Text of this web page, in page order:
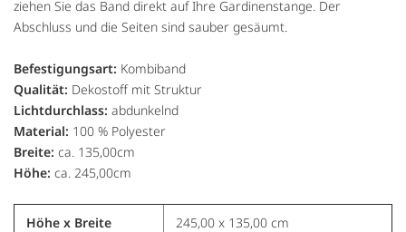
ziehen Sie das Band direkt auf Ihre Gardinenstange. Der
Abschluss und die Seiten sind sauber gesäumt.
Befestigungsart: Kombiband
Qualität: Dekostoff mit Struktur
Lichtdurchlass: abdunkelnd
Material: 100 % Polyester
Breite: ca. 135,00cm
Höhe: ca. 245,00cm
Höhe x Breite 245,00 x 135,00 cm